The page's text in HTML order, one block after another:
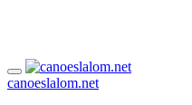
canoeslalom.net